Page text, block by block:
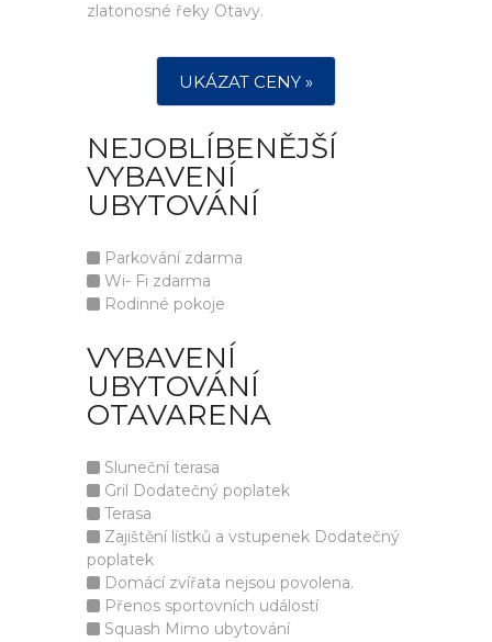
zlatonosné řeky Otavy.
UKÁZAT CENY »
NEJOBLÍBENĚJŠÍ
VYBAVENÍ
UBYTOVÁNÍ
Parkování zdarma
Wi- Fi zdarma
Rodinné pokoje
VYBAVENÍ
UBYTOVÁNÍ
OTAVARENA
Sluneční terasa
Gril Dodatečný poplatek
Terasa
Zajištění lístků a vstupenek Dodatečný
poplatek
Domácí zvířata nejsou povolena.
Přenos sportovních událostí
Squash Mimo ubytování